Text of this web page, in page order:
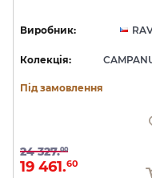
Виробник:
Колекція:
Під замовлення
24 327.00
19 461.60